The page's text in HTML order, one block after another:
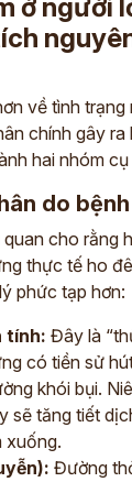
ở người
về tình trạng
chính gây ra
hai nhóm cụ
do
cho rằng
thực tế ho
phức tạp hơn:
tính: Đây là
có tiền sử
khói bụi.
sẽ tăng tiết
xuống.
Đường